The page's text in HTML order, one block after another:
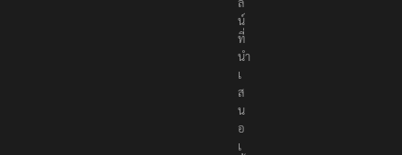
น์
ที่
นำ
เ
ส
น
อ
เ